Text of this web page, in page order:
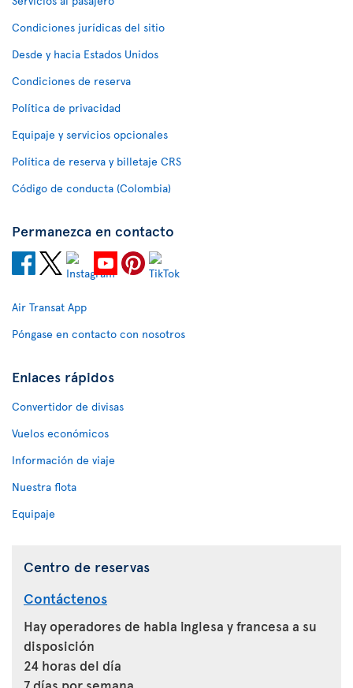
Condiciones jurídicas del sitio
Desde y hacia Estados Unidos
Condiciones de reserva
Política de privacidad
Equipaje y servicios opcionales
Política de reserva y billetaje CRS
Código de conducta (Colombia)
Permanezca en contacto
Air Transat App
Póngase en contacto con nosotros
Enlaces rápidos
Convertidor de divisas
Vuelos económicos
Información de viaje
Nuestra flota
Equipaje
Centro de reservas
Contáctenos
Hay operadores de habla inglesa y francesa a su
disposición
24 horas del día